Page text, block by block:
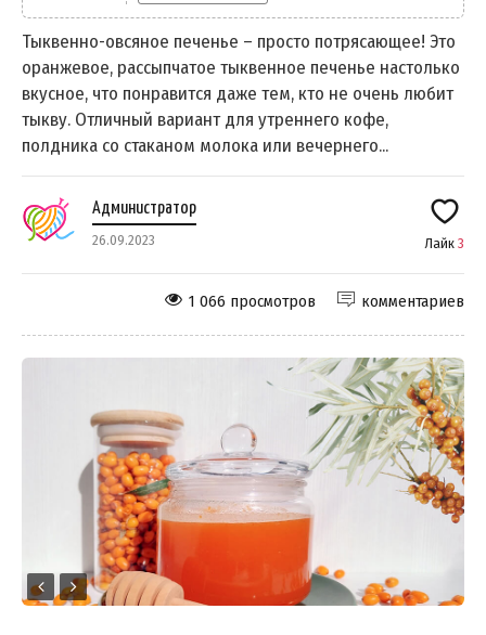
Тыквенно-овсяное печенье – просто потрясающее! Это
оранжевое, рассыпчатое тыквенное печенье настолько
вкусное, что понравится даже тем, кто не очень любит
тыкву. Отличный вариант для утреннего кофе,
полдника со стаканом молока или вечернего...
Администратор
26.09.2023 Лайк 3
комментариев
1 066 просмотров